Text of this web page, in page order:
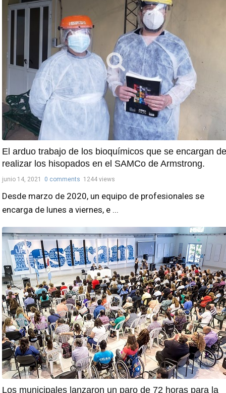
El arduo trabajo de los bioquímicos que se encargan de
realizar los hisopados en el SAMCo de Armstrong.
junio 14, 2021 0 comments 1244 views
Desde marzo de 2020, un equipo de profesionales se
encarga de lunes a viernes, e ...
Los municipales lanzaron un paro de 72 horas para la